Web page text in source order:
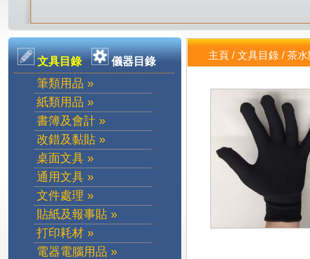
文具目錄 儀器目錄
筆類用品 »
紙類用品 »
書簿及會計 »
改錯及黏貼 »
桌面文具 »
通用文具 »
文件處理 »
貼紙及報事貼 »
打印耗材 »
電器電腦用品 »
主頁/ 文具目錄/ 茶水